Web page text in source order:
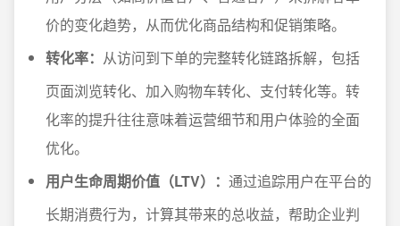
价的变化趋势，从而优化商品结构和促销策略。
转化率： 从访问到下单的完整转化链路拆解，包括
页面浏览转化、加入购物车转化、支付转化等。转
化率的提升往往意味着运营细节和用户体验的全面
优化。
用户生命周期价值（LTV）： 通过追踪用户在平台的
长期消费行为，计算其带来的总收益，帮助企业判